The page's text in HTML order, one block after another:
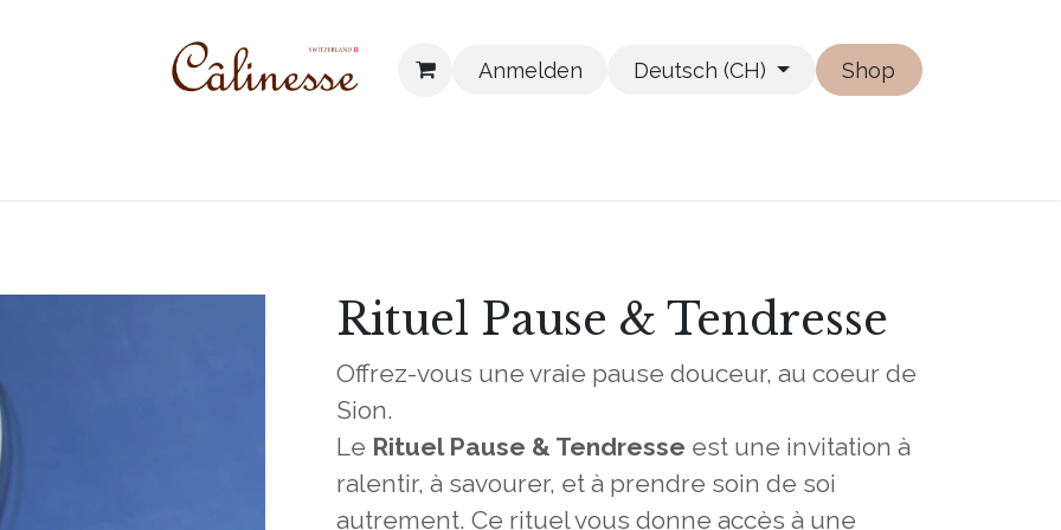
Anmelden Deutsch (CH) Shop
Rituel Pause & Tendresse
Offrez-vous une vraie pause douceur, au coeur de
Sion.
Le Rituel Pause & Tendresse est une invitation à
ralentir, à savourer, et à prendre soin de soi
autrement. Ce rituel vous donne accès à une